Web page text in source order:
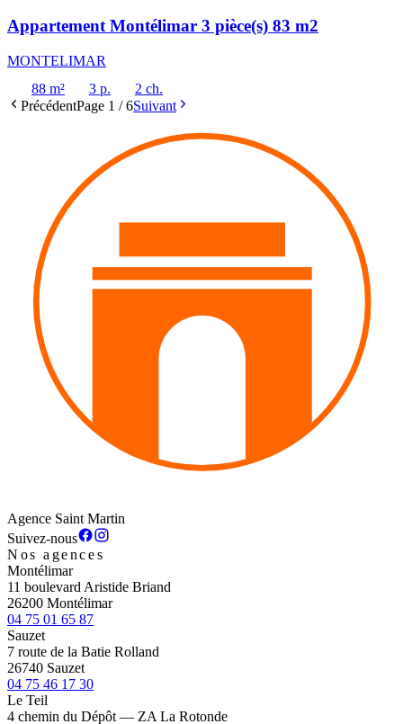
Appartement Montélimar 3 pièce(s) 83 m2
MONTELIMAR
88 m²
3 p.
2 ch.
PrécédentPage 1 /6Suivant
Agence Saint Martin
Suivez-nous
Nos agences
Montélimar
11 boulevard Aristide Briand
26200 Montélimar
04 75 01 65 87
Sauzet
7 route de la Batie Rolland
26740 Sauzet
04 75 46 17 30
Le Teil
4 chemin du Dépôt — ZA La Rotonde